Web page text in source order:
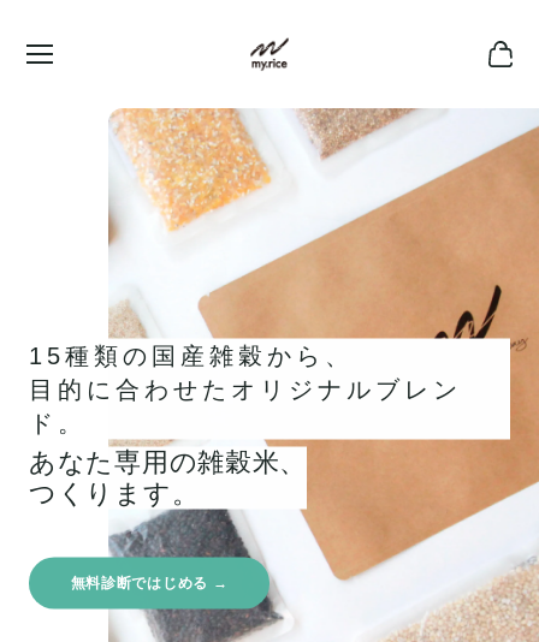
15種類の国産雑穀から、
目的に合わせたオリジナルブレン
ド。
あなた専用の雑穀米、
つくります。
無料診断ではじめる →